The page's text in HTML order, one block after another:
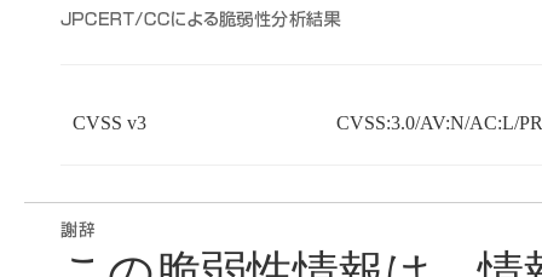
CVSS v3 CVSS:3.0/AV:N/AC:L/